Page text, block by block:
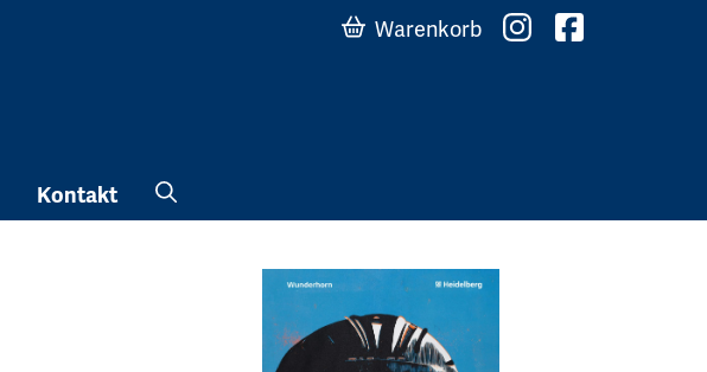
Kontakt
Warenkorb